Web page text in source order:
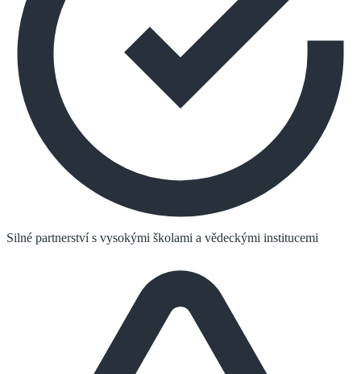
Silné partnerství s vysokými školami a vědeckými institucemi